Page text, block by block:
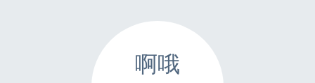
啊哦